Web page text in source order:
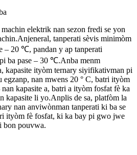
elektrik nan sezon fredi se yon
tanperati sèvis minimòm
– 20 ℃, pandan y ap tanperati
ba pase – 30 ℃.Anba menm
kapasite ityòm ternary siyifikativman pi
egzanp, nan mwens 20 ° C, batri ityòm
kapasite a, batri a ityòm fosfat fè ka
kapasite li yo.Anplis de sa, platfòm la
nan anviwònman tanperati ki ba se
ityòm fè fosfat, ki ka bay pi gwo jwe
bon pouvwa.